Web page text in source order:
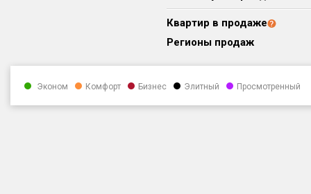
Квартир в продаже
Регионы продаж
Эконом Комфорт Бизнес Элитный Просмотренный